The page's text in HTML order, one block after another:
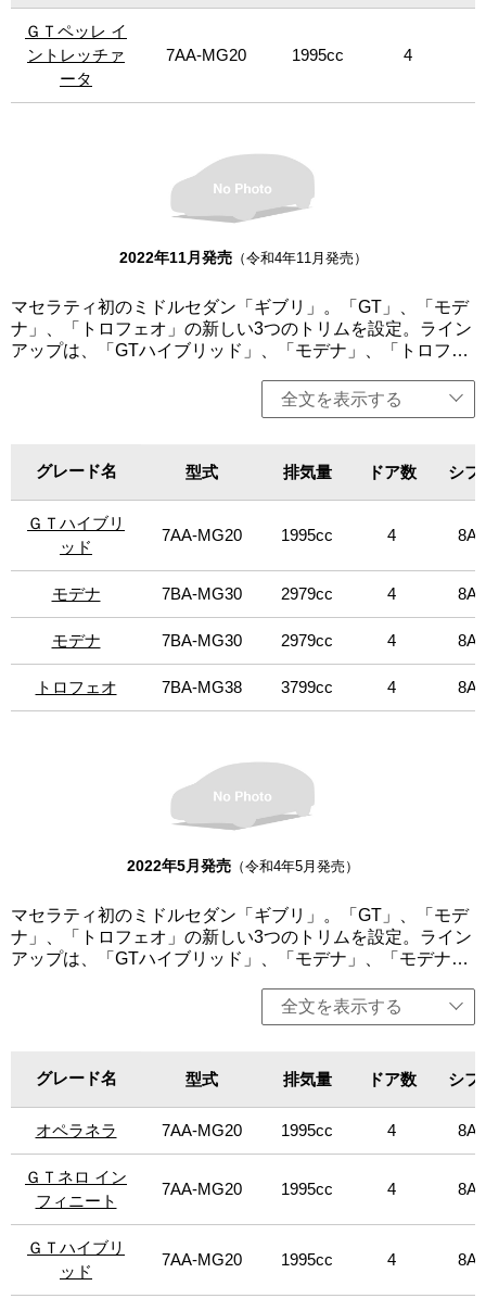
犠牲にすることなく、しっかりとパフォーマンスにフォー
カスしている。このトリムは、パッケージ、そして何より
もパフォーマンスの点で最上位に位置し、580馬力の強力な
V8ツインターボエンジンを搭載。限定車に、「GTハイブリ
ッド」をベースに日本人が古来より親しんできた「黒」の
Fragment Pop‐up Storeで世界に先駆けて初公開された特別
展示車「オペラネラ」を設定（1台限定の特別販売）。今
回、上質なイタリア製ナッパレザーを使用した特別限定車
「GTペッレ イントレッチァータ」を設定。「ペッレ イン
トレッチァータ」は「編まれた革」を意味するイタリア
語。手作業で選別された幅2～2.2mmのナッパレザーを極細
の紐状にカットし、伝統的な手法に倣って特殊な織機で織
り上げられた革性の布を、シート座面前方と背中の部分に
贅沢に使用。使用されているナッパレザーはフルグレイン
レザーの一種で、非常に滑らかでしなやか、かつ軽量なの
が特徴。伸縮性と柔らかい質感で、高級アクセサリーやフ
ァッションに多く用いられおり、キャビン内に温かみを与
え、上品なインテリア空間を演出。ベース車は「GTハイブ
は、燃料消費量を18％抑えつつ最高出力330馬力のパフォ
フォーマンス・高効率を実現。ボディカラーは、「ネロ・
リベッレ」、「ビアンコ」、「グリージョ・マラテア」を
用意。「オペラネラ」は右ハンドル、「モデナ」のAWDは
左ハンドルのみ、その他は左右ハンドル設定。
ＧＴペッレ イ
ントレッチァ
ータ
ＧＴペッレ イ
ントレッチァ
ータ
7AA-MG20 1995cc 4
2022年11月発売（令和4年11月発売）
マセラティ初のミドルセダン「ギブリ」。「GT」、「モデ
ナ」、「トロフェオ」の新しい3つのトリムを設定。ライン
アップは、「GTハイブリッド」、「モデナ」、「トロフェ
ガンスを際立たせ、都会的でミニマルなアーバンライフス
タイルを体現。「GTハイブリッド」は、330馬力の4気筒の
V6エンジンをそれぞれ搭載。「トロフェオ」は、マセラテ
ィの個性である最大限のパフォーマンスを表現。快適性を
犠牲にすることなく、しっかりとパフォーマンスにフォー
カスしている。このトリムは、パッケージ、そして何より
もパフォーマンスの点で最上位に位置し、580馬力の強力な
V8ツインターボエンジンを搭載。限定車に、「GTハイブリ
ッド」をベースに日本人が古来より親しんできた「黒」の
定24台）、「GTハイブリッド」をベースにMaserati meets
Fragment Pop‐up Storeで世界に先駆けて初公開された特別
回、一部装備の変更とそれに伴う価格変更を行った。新モ
標準とした。また、サラウンドビューカメラも新たに標準
搭載することで、マセラティらしいエレガントなデザイン
とレーシングスピリットが宿るスポーティな走りに磨きが
かかった。さらに、アシスタンスシステムLEVEL2を標準装
高めるとともに、スポーティで安全なドライビングを楽し
右ハンドル、「モデナ」のAWDは左ハンドルのみ、その他
は左右ハンドル設定。
全文を表示する
グレード名
ＧＴハイブリ
ッド
モデナ
モデナ
トロフェオ
グレード名 型式 排気量 ドア数 シフ
ＧＴハイブリ
ッド
7AA-MG20 1995cc 4 8AT
モデナ 7BA-MG30 2979cc 4 8AT
モデナ 7BA-MG30 2979cc 4 8AT
トロフェオ 7BA-MG38 3799cc 4 8AT
2022年5月発売 （令和4年5月発売）
マセラティ初のミドルセダン「ギブリ」。「GT」、「モデ
ナ」、「トロフェオ」の新しい3つのトリムを設定。ライン
アップは、「GTハイブリッド」、「モデナ」、「モデナ
は、マセラティの個性、魅力、エレガンスを際立たせ、都
会的でミニマルなアーバンライフスタイルを体現。「GTハ
を搭載。「モデナ」は350馬力、「モデナS」には430馬力
のV6エンジンをそれぞれ搭載。また、「モデナS」には、
ネリッシモ・パックとレッドブレーキキャリパーを装備。
「トロフェオ」は、マセラティの個性である最大限のパフ
ォーマンスを表現。快適性を犠牲にすることなく、しっか
りとパフォーマンスにフォーカスしている。このトリム
は、パッケージ、そして何よりもパフォーマンスの点で最
を搭載。限定車に、「GTハイブリッド」をベースに日本人
が古来より親しんできた「黒」の魅力を追求した特別限定
車「GTネロ インフィニート」を設定（限定24台）。今回、
全文を表示する
グレード名
オペラネラ
ＧＴネロ イン
フィニート
ＧＴハイブリ
ッド
グレード名 型式 排気量 ドア数 シフ
オペラネラ 7AA-MG20 1995cc 4 8AT
ＧＴネロ イン
フィニート
7AA-MG20 1995cc 4 8AT
ＧＴハイブリ
ッド
7AA-MG20 1995cc 4 8AT